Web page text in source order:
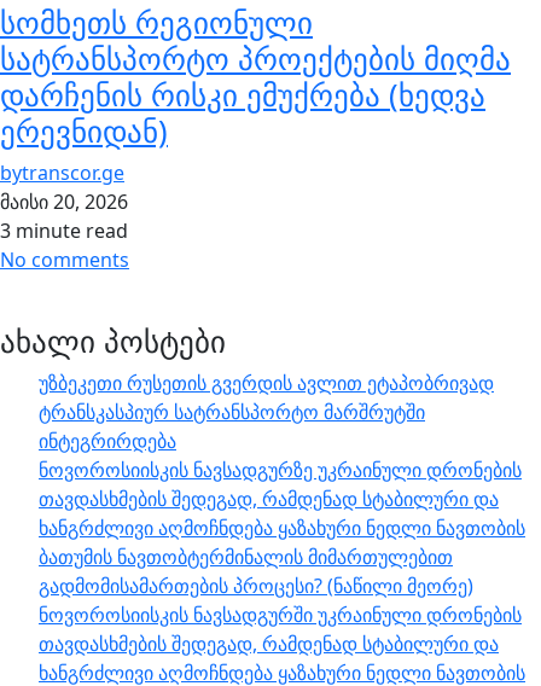
სომხეთს რეგიონული
სატრანსპორტო პროექტების მიღმა
დარჩენის რისკი ემუქრება (ხედვა
ერევნიდან)
bytranscor.ge
მაისი 20, 2026
3 minute read
No comments
ახალი პოსტები
უზბეკეთი რუსეთის გვერდის ავლით ეტაპობრივად
ტრანსკასპიურ სატრანსპორტო მარშრუტში
ინტეგრირდება
ნოვოროსიისკის ნავსადგურზე უკრაინული დრონების
თავდასხმების შედეგად, რამდენად სტაბილური და
ხანგრძლივი აღმოჩნდება ყაზახური ნედლი ნავთობის
ბათუმის ნავთობტერმინალის მიმართულებით
გადმომისამართების პროცესი? (ნაწილი მეორე)
ნოვოროსიისკის ნავსადგურში უკრაინული დრონების
თავდასხმების შედეგად, რამდენად სტაბილური და
ხანგრძლივი აღმოჩნდება ყაზახური ნედლი ნავთობის